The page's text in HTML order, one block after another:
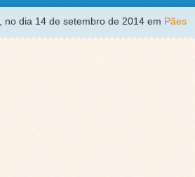
, no dia 14 de setembro de 2014 em Pães